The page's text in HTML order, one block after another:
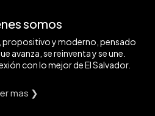
somos
y moderno, pensado
avanza, se reinventa y se une.
con lo mejor de El Salvador.
mas ❯